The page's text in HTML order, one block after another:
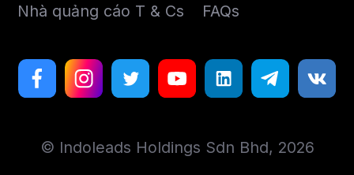
Nhà quảng cáo T & Cs FAQs
© Indoleads Holdings Sdn Bhd, 2026